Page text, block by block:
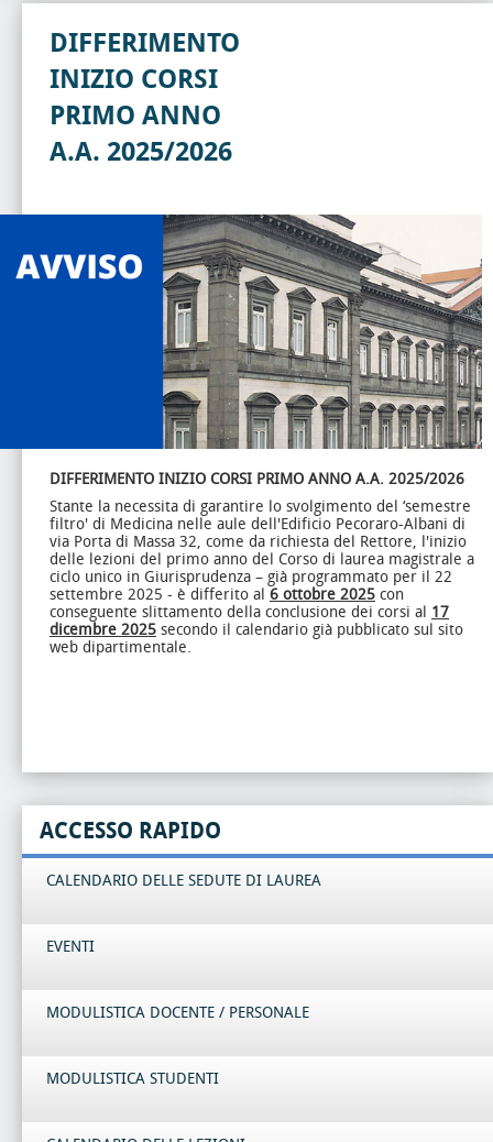
DIFFERIMENTO
INIZIO CORSI
PRIMO ANNO
A.A. 2025/2026
DIFFERIMENTO INIZIO CORSI PRIMO ANNO A.A. 2025/2026
Stante la necessita di garantire lo svolgimento del ‘semestre
filtro' di Medicina nelle aule dell'Edificio Pecoraro-Albani di
via Porta di Massa 32, come da richiesta del Rettore, l'inizio
delle lezioni del primo anno del Corso di laurea magistrale a
ciclo unico in Giurisprudenza – già programmato per il 22
settembre 2025 - è differito al 6 ottobre 2025 con
conseguente slittamento della conclusione dei corsi al 17
dicembre 2025 secondo il calendario già pubblicato sul sito
web dipartimentale.
ACCESSO RAPIDO
CALENDARIO DELLE SEDUTE DI LAUREA
EVENTI
MODULISTICA DOCENTE / PERSONALE
MODULISTICA STUDENTI